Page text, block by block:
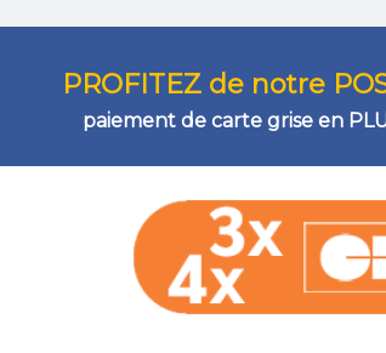
PROFITEZ de notre
paiement de carte grise en